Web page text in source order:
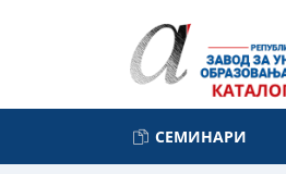
СЕМИНАРИ